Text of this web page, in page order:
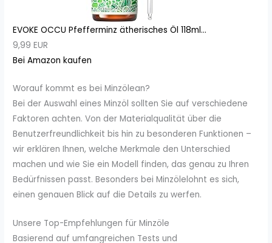
EVOKE OCCU Pfefferminz ätherisches Öl 118ml...
9,99 EUR
Bei Amazon kaufen
Worauf kommt es bei Minzölean?
Bei der Auswahl eines Minzöl sollten Sie auf verschiedene
Faktoren achten. Von der Materialqualität über die
Benutzerfreundlichkeit bis hin zu besonderen Funktionen –
wir erklären Ihnen, welche Merkmale den Unterschied
machen und wie Sie ein Modell finden, das genau zu Ihren
Bedürfnissen passt. Besonders bei Minzölelohnt es sich,
einen genauen Blick auf die Details zu werfen.
Unsere Top-Empfehlungen für Minzöle
Basierend auf umfangreichen Tests und